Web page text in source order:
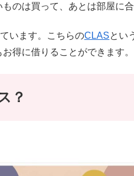
のは買って、あとは部屋に合
います。こちらのCLASとい
得に借りることができます。
？